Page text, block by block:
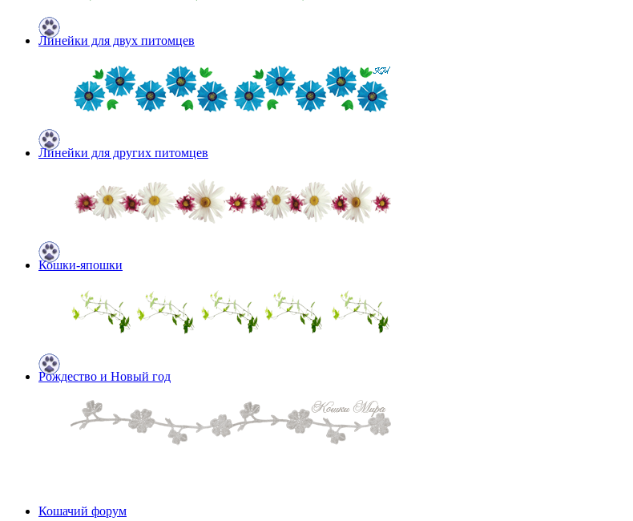
Линейки для двух питомцев
Линейки для других питомцев
Кошки-япошки
Рождество и Новый год
Кошачий форум